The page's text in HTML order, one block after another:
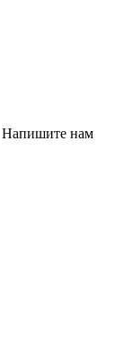
Напишите нам